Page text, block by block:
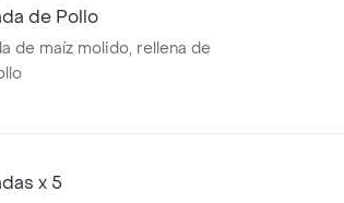
de Pollo
de maíz molido, rellena de
x 5